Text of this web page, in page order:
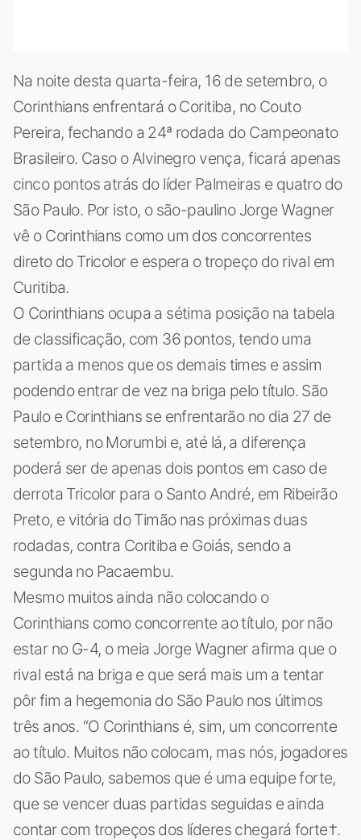
Na noite desta quarta-feira, 16 de setembro, o
Corinthians enfrentará o Coritiba, no Couto
Pereira, fechando a 24ª rodada do Campeonato
Brasileiro. Caso o Alvinegro vença, ficará apenas
cinco pontos atrás do líder Palmeiras e quatro do
São Paulo. Por isto, o são-paulino Jorge Wagner
vê o Corinthians como um dos concorrentes
direto do Tricolor e espera o tropeço do rival em
Curitiba.
O Corinthians ocupa a sétima posição na tabela
de classificação, com 36 pontos, tendo uma
partida a menos que os demais times e assim
podendo entrar de vez na briga pelo título. São
Paulo e Corinthians se enfrentarão no dia 27 de
setembro, no Morumbi e, até lá, a diferença
poderá ser de apenas dois pontos em caso de
derrota Tricolor para o Santo André, em Ribeirão
Preto, e vitória do Timão nas próximas duas
rodadas, contra Coritiba e Goiás, sendo a
segunda no Pacaembu.
Mesmo muitos ainda não colocando o
Corinthians como concorrente ao título, por não
estar no G-4, o meia Jorge Wagner afirma que o
rival está na briga e que será mais um a tentar
pôr fim a hegemonia do São Paulo nos últimos
três anos. “O Corinthians é, sim, um concorrente
ao título. Muitos não colocam, mas nós, jogadores
do São Paulo, sabemos que é uma equipe forte,
que se vencer duas partidas seguidas e ainda
contar com tropeços dos líderes chegará forte†.